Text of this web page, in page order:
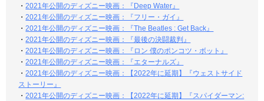
・2021年公開のディズニー映画：『Deep Water』
・2021年公開のディズニー映画：『フリー・ガイ』
・2021年公開のディズニー映画：『The Beatles : Get Back』
・2021年公開のディズニー映画：『最後の決闘裁判』
・2021年公開のディズニー映画：『ロン 僕のポンコツ・ボット』
・2021年公開のディズニー映画：『エターナルズ』
・2021年公開のディズニー映画：【2022年に延期】『ウェストサイド
ストーリー』
・2021年公開のディズニー映画：【2022年に延期】『スパイダーマン: